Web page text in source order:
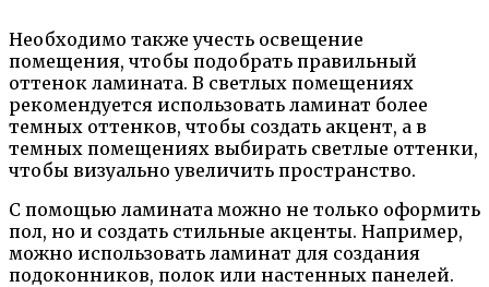
Необходимо также учесть освещение
помещения, чтобы подобрать правильный
оттенок ламината. В светлых помещениях
рекомендуется использовать ламинат более
темных оттенков, чтобы создать акцент, а в
темных помещениях выбирать светлые оттенки,
чтобы визуально увеличить пространство.
С помощью ламината можно не только оформить
пол, но и создать стильные акценты. Например,
можно использовать ламинат для создания
подоконников, полок или настенных панелей.